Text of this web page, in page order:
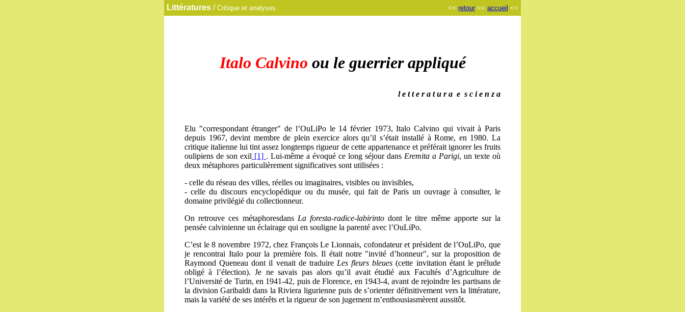
Littératures / Critique et analyses << retour << accueil <<
Italo Calvino ou le guerrier appliqué
l e t t e r a t u r a e s c i e n z a
Elu "correspondant étranger" de l’OuLiPo le 14 février 1973, Italo Calvino qui vivait à Paris
depuis 1967, devint membre de plein exercice alors qu’il s’était installé à Rome, en 1980. La
critique italienne lui tint assez longtemps rigueur de cette appartenance et préférait ignorer les fruits
oulipiens de son exil [1] . Lui-même a évoqué ce long séjour dans Eremita a Parigi, un texte où
deux métaphores particulièrement significatives sont utilisées :
- celle du réseau des villes, réelles ou imaginaires, visibles ou invisibles,
- celle du discours encyclopédique ou du musée, qui fait de Paris un ouvrage à consulter, le
domaine privilégié du collectionneur.
On retrouve ces métaphoresdans La foresta-radice-labirintodont le titre même apporte sur la
pensée calvinienne un éclairage qui en souligne la parenté avec l’OuLiPo.
C’est le 8 novembre 1972, chez François Le Lionnais, cofondateur et président de l’OuLiPo, que
je rencontrai Italo pour la première fois. Il était notre "invité d’honneur", sur la proposition de
Raymond Queneau dont il venait de traduire Les fleurs bleues(cette invitation étant le prélude
obligé à l’élection). Je ne savais pas alors qu’il avait étudié aux Facultés d’Agriculture de
l’Université de Turin, en 1941-42, puis de Florence, en 1943-4, avant de rejoindre les partisans de
la division Garibaldi dans la Riviera ligurienne puis de s’orienter définitivement vers la littérature,
mais la variété de ses intérêts et la rigueur de son jugement m’enthousiasmèrent aussitôt.